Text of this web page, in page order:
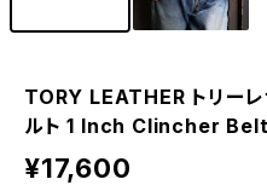
TORY LEATHER トリー
ルト 1 Inch Clincher Belt
¥17,600